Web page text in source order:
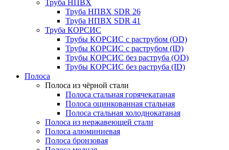
Труба НПВХ
Труба НПВХ SDR 26
Труба НПВХ SDR 41
Труба КОРСИС
Трубы КОРСИС с раструбом (OD)
Трубы КОРСИС с раструбом (ID)
Трубы КОРСИС без раструба (OD)
Трубы КОРСИС без раструба (ID)
Полоса
Полоса из чёрной стали
Полоса стальная горячекатаная
Полоса оцинкованная стальная
Полоса стальная холоднокатаная
Полоса из нержавеющей стали
Полоса алюминиевая
Полоса бронзовая